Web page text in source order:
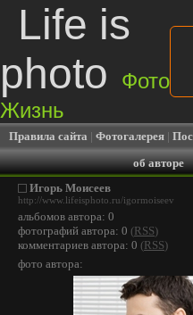
Life is
photo
Фото
Жизнь
Правила сайта | Фотогалерея |
об авторе
Игорь Моисеев
http://www.lifeisphoto.ru/igormoiseev
альбомов автора: 0
фотографий автора: 0 (RSS)
комментариев автора: 0 (RSS)
фото автора: